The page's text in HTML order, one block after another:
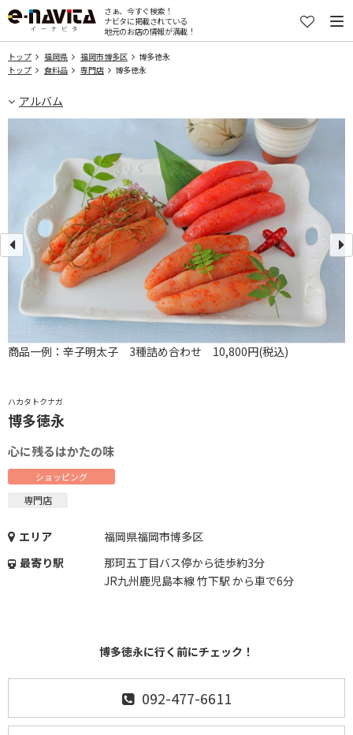
さぁ、今すぐ検索！
ナビタに掲載されている
地元のお店の情報が満載！
トップ 福岡県 福岡市博多区
博多徳永
トップ
食料品 専門店 博多徳永
アルバム
ハカタトクナガ
博多徳永
心に残るはかたの味
ショッピング
専門店
エリア
福岡県福岡市博多区
最寄り駅
那珂五丁目バス停から徒歩約3分
JR九州鹿児島本線 竹下駅 から車で6分
博多徳永に行く前にチェック！
092-477-6611
商品一例：辛子明太子 3種詰め合わせ 10,800円(税込)